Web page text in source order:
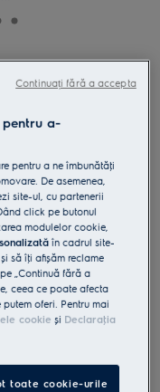
cu informaţii despre produs
coapte cruste
ajutorul afișajului LED
cu mai puțin efort.
pentru a-
pentru a ne îmbunătăţi
De asemenea,
site-ul, cu partenerii
click pe butonul
modulelor cookie,
în cadrul site-
și să îţi afișăm reclame
„Continuă fără a
ceea ce poate afecta
oferi. Pentru mai
cookie și Declaraţia
toate cookie-urile
Continuați fără a accepta